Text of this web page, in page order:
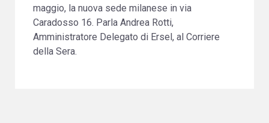
maggio, la nuova sede milanese in via
Caradosso 16. Parla Andrea Rotti,
Amministratore Delegato di Ersel, al Corriere
della Sera.